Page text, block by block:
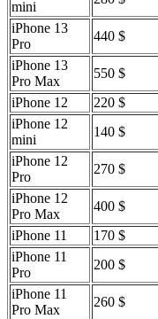
mini
iPhone 13
Pro
440 $
iPhone 13
Pro Max
550 $
iPhone 12
220 $
iPhone 12
mini
140 $
iPhone 12
Pro
270 $
iPhone 12
Pro Max
400 $
iPhone 11
170 $
iPhone 11
Pro
200 $
iPhone 11
Pro Max
260 $